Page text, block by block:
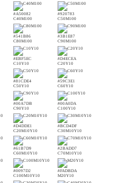
#A50082
C40M100
#920783
C50M100
#541B86
C80M100
#3B1E87
C90M100
#EBF5EC
C10Y10
#D4ECEA
C20Y10
#81CDE4
C50Y10
#59C3E1
C60Y10
#00A7DB
C90Y10
#00A0DA
C100Y10
#D4DDE1
C20M10Y10
#BCD4DF
C30M10Y10
#61B7D9
C60M10Y10
#2BADD7
C70M10Y10
#0097D2
C100M10Y10
#FADBDA
M20Y10